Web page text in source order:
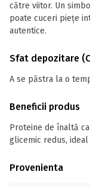
către viitor. Un
poate cuceri piețe
autentice.
Sfat depozitare
A se păstra la o
Beneficii produs
Proteine de înaltă
glicemic redus,
Provenienta